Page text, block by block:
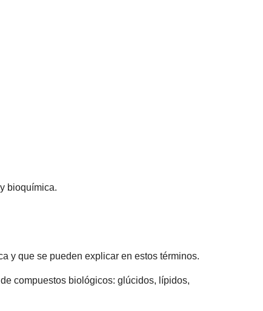
bioquímica.
y que se pueden explicar en estos términos.
compuestos biológicos: glúcidos, lípidos,